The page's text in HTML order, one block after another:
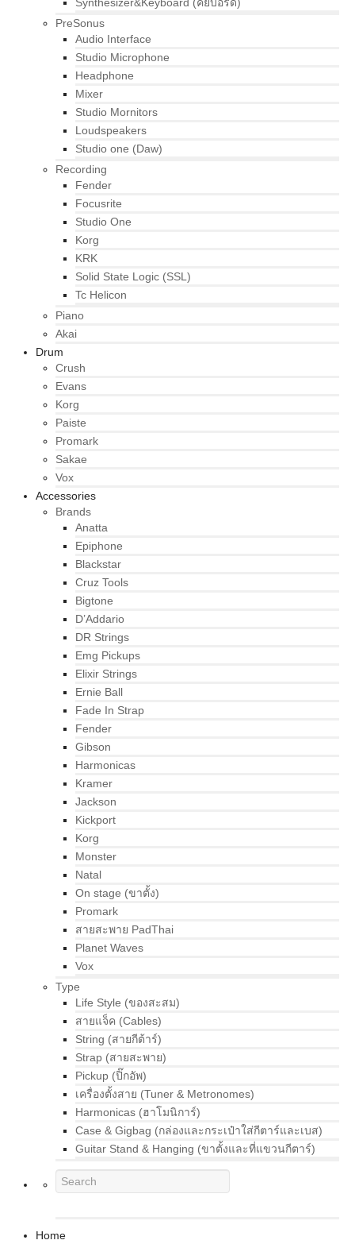
PreSonus
Audio Interface
Studio Microphone
Headphone
Mixer
Studio Mornitors
Loudspeakers
Studio one (Daw)
Recording
Fender
Focusrite
Studio One
Korg
KRK
Solid State Logic (SSL)
Tc Helicon
Piano
Akai
Drum
Crush
Evans
Korg
Paiste
Promark
Sakae
Vox
Accessories
Brands
Anatta
Epiphone
Blackstar
Cruz Tools
Bigtone
D’Addario
DR Strings
Emg Pickups
Elixir Strings
Ernie Ball
Fade In Strap
Fender
Gibson
Harmonicas
Kramer
Jackson
Kickport
Korg
Monster
Natal
On stage (ขาตั้ง)
Promark
สายสะพาย PadThai
Planet Waves
Vox
Type
Life Style (ของสะสม)
สายแจ็ค (Cables)
String (สายกีต้าร์)
Strap (สายสะพาย)
Pickup (ปิ๊กอัพ)
เครื่องตั้งสาย (Tuner & Metronomes)
Harmonicas (ฮาโมนิการ์)
Case & Gigbag (กล่องและกระเป๋าใส่กีตาร์และเบส)
Guitar Stand & Hanging (ขาตั้งและที่แขวนกีตาร์)
Home